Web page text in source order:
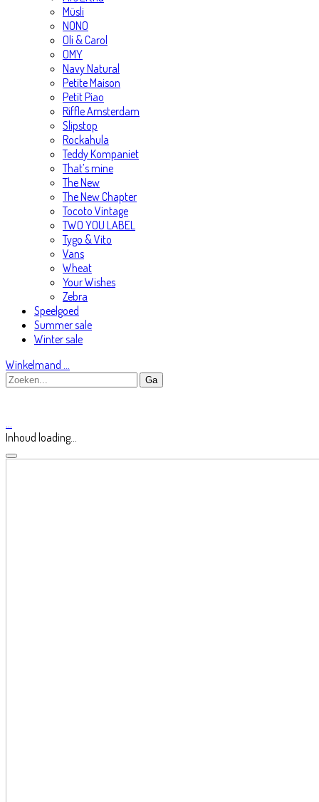
Müsli
NONO
Oli & Carol
OMY
Navy Natural
Petite Maison
Petit Piao
Riffle Amsterdam
Slipstop
Rockahula
Teddy Kompaniet
That’s mine
The New
The New Chapter
Tocoto Vintage
TWO YOU LABEL
Tygo & Vito
Vans
Wheat
Your Wishes
Zebra
Speelgoed
Summer sale
Winter sale
Winkelmand …
…
Inhoud loading...